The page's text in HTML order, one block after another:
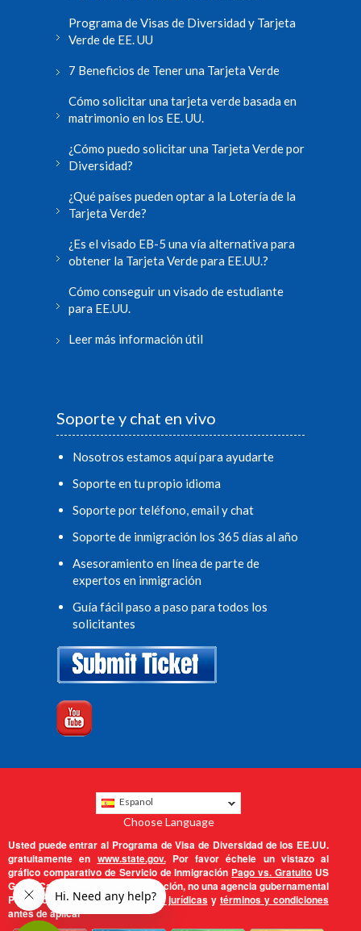
Programa de Visas de Diversidad y Tarjeta
Verde de EE. UU
7 Beneficios de Tener una Tarjeta Verde
Cómo solicitar una tarjeta verde basada en
matrimonio en los EE. UU.
¿Cómo puedo solicitar una Tarjeta Verde por
Diversidad?
¿Qué países pueden optar a la Lotería de la
Tarjeta Verde?
¿Es el visado EB-5 una vía alternativa para
obtener la Tarjeta Verde para EE.UU.?
Cómo conseguir un visado de estudiante
para EE.UU.
Leer más información útil
Soporte y chat en vivo
Nosotros estamos aquí para ayudarte
Soporte en tu propio idioma
Soporte por teléfono, email y chat
Soporte de inmigración los 365 días al año
Asesoramiento en línea de parte de
expertos en inmigración
Guía fácil paso a paso para todos los
solicitantes
Espanol
Choose Language
Usted puede entrar al Programa de Visa de Diversidad de los EE.UU.
gratuitamente en www.state.gov.Por favor échele un vistazo al
gráfico comparativo de Servicio de Inmigración Pago vs. Gratuito US
Green Card Office es una corporación, no una agencia gubernamental
Por favor lea nuestradeclaración jurídicasy términos y condiciones
antes de aplicar